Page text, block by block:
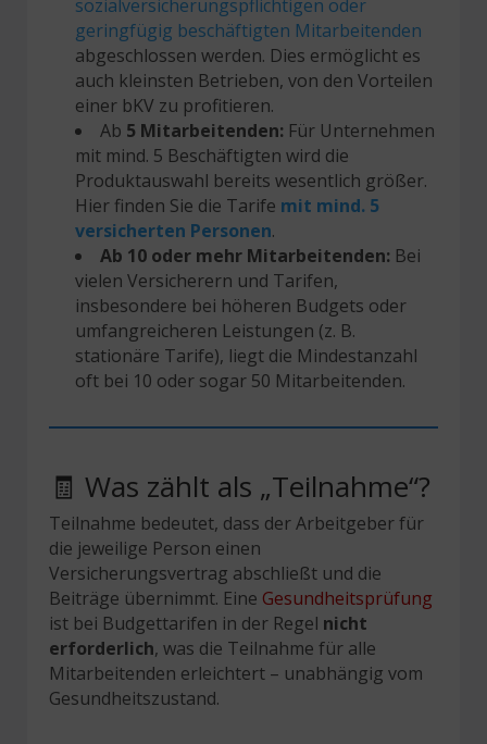
sozialversicherungspflichtigen oder
geringfügig beschäftigten Mitarbeitenden
abgeschlossen werden. Dies ermöglicht es
auch kleinsten Betrieben, von den Vorteilen
einer bKV zu profitieren.
Ab 5 Mitarbeitenden: Für Unternehmen
mit mind. 5 Beschäftigten wird die
Produktauswahl bereits wesentlich größer.
Hier finden Sie die Tarife mit mind. 5
versicherten Personen.
Ab 10 oder mehr Mitarbeitenden: Bei
vielen Versicherern und Tarifen,
insbesondere bei höheren Budgets oder
umfangreicheren Leistungen (z. B.
stationäre Tarife), liegt die Mindestanzahl
oft bei 10 oder sogar 50 Mitarbeitenden.
🧾 Was zählt als „Teilnahme“?
Teilnahme bedeutet, dass der Arbeitgeber für
die jeweilige Person einen
Versicherungsvertrag abschließt und die
Beiträge übernimmt. Eine Gesundheitsprüfung
ist bei Budgettarifen in der Regel nicht
erforderlich, was die Teilnahme für alle
Mitarbeitenden erleichtert – unabhängig vom
Gesundheitszustand.